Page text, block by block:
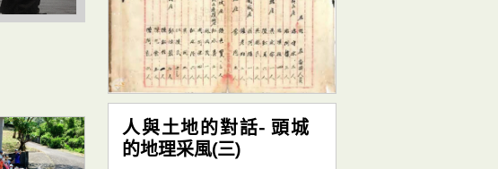
人與土地的對話- 頭城
的地理采風(三)